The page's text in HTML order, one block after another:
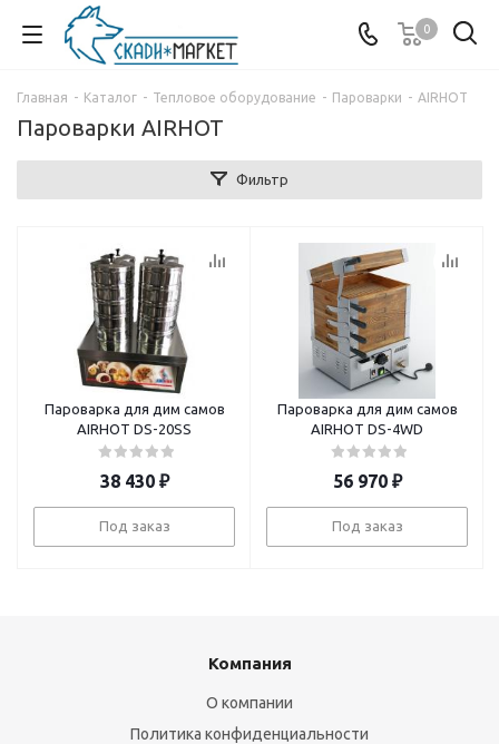
0
Главная - Каталог - Тепловое оборудование - Пароварки - AIRHOT
Пароварки AIRHOT
Фильтр
Пароварка для дим самов
AIRHOT DS-20SS
38 430₽
Под заказ
Пароварка для дим самов
AIRHOT DS-4WD
56 970₽
Под заказ
Компания
О компании
Политика конфиденциальности